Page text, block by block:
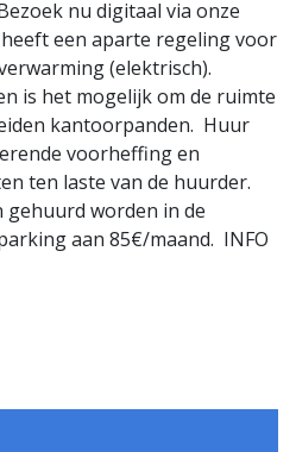
nu digitaal via onze
een aparte regeling voor
(elektrisch).
is het mogelijk om de ruimte
kantoorpanden. Huur
voorheffing en
ten laste van de huurder.
worden in de
aan 85€/maand. INFO